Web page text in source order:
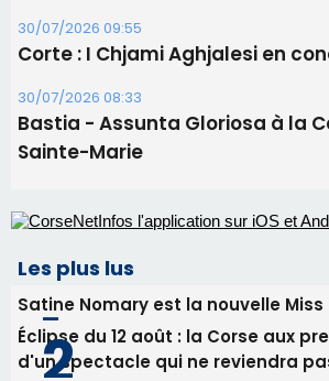
30/07/2026 09:55
Corte : I Chjami Aghjalesi en
30/07/2026 08:33
Bastia - Assunta Gloriosa à la
Sainte-Marie
Les plus lus
Satine Nomary est la nouvelle Miss
Éclipse du 12 août : la Corse aux
d'un spectacle qui ne reviendra